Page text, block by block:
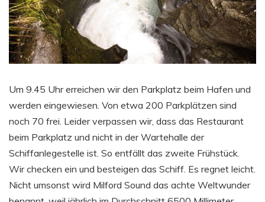
Um 9.45 Uhr erreichen wir den Parkplatz beim Hafen und
werden eingewiesen. Von etwa 200 Parkplätzen sind
noch 70 frei. Leider verpassen wir, dass das Restaurant
beim Parkplatz und nicht in der Wartehalle der
Schiffanlegestelle ist. So entfällt das zweite Frühstück.
Wir checken ein und besteigen das Schiff. Es regnet leicht.
Nicht umsonst wird Milford Sound das achte Weltwunder